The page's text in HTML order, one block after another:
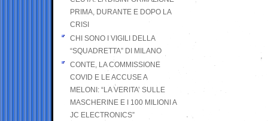
PRIMA, DURANTE E DOPO LA
CRISI
CHI SONO I VIGILI DELLA
“SQUADRETTA” DI MILANO
CONTE, LA COMMISSIONE
COVID E LE ACCUSE A
MELONI: “LA VERITA’ SULLE
MASCHERINE E I 100 MILIONI A
JC ELECTRONICS”